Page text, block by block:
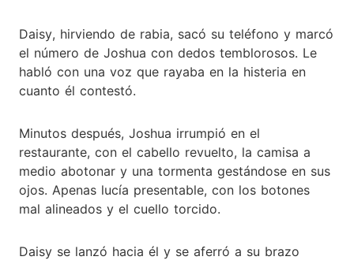
Daisy, hirviendo de rabia, sacó su teléfono y marcó
el número de Joshua con dedos temblorosos. Le
habló con una voz que rayaba en la histeria en
cuanto él contestó.
Minutos después, Joshua irrumpió en el
restaurante, con el cabello revuelto, la camisa a
medio abotonar y una tormenta gestándose en sus
ojos. Apenas lucía presentable, con los botones
mal alineados y el cuello torcido.
Daisy se lanzó hacia él y se aferró a su brazo